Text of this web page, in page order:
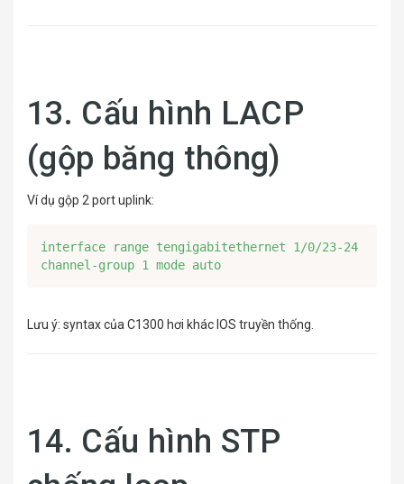
13. Cấu hình LACP
(gộp băng thông)
Ví dụ gộp 2 port uplink:
interface range tengigabitethernet 1/0/23-24
channel-group 1 mode auto
Lưu ý: syntax của C1300 hơi khác IOS truyền thống.
14. Cấu hình STP